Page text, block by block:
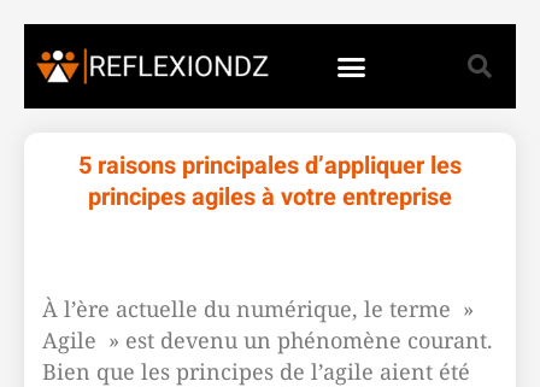
5 raisons principales d’appliquer les
principes agiles à votre entreprise
À l’ère actuelle du numérique, le terme »
Agile » est devenu un phénomène courant.
Bien que les principes de l’agile aient été